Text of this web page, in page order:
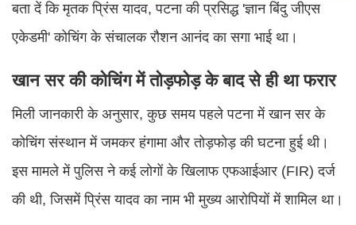
बता दें कि मृतक प्रिंस यादव, पटना की प्रसिद्ध 'ज्ञान बिंदु जीएस
एकेडमी' कोचिंग के संचालक रौशन आनंद का सगा भाई था।
खान सर की कोचिंग में तोड़फोड़ के बाद से ही था फरार
मिली जानकारी के अनुसार, कुछ समय पहले पटना में खान सर के
कोचिंग संस्थान में जमकर हंगामा और तोड़फोड़ की घटना हुई थी।
इस मामले में पुलिस ने कई लोगों के खिलाफ एफआईआर (FIR) दर्ज
की थी, जिसमें प्रिंस यादव का नाम भी मुख्य आरोपियों में शामिल था।